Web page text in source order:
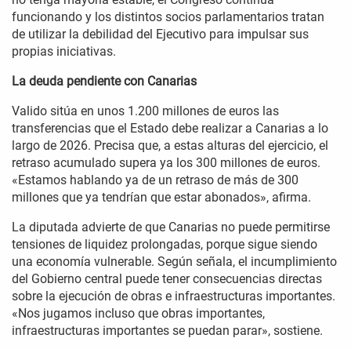
funcionando y los distintos socios parlamentarios tratan
de utilizar la debilidad del Ejecutivo para impulsar sus
propias iniciativas.
La deuda pendiente con Canarias
Valido sitúa en unos 1.200 millones de euros las
transferencias que el Estado debe realizar a Canarias a lo
largo de 2026. Precisa que, a estas alturas del ejercicio, el
retraso acumulado supera ya los 300 millones de euros.
«Estamos hablando ya de un retraso de más de 300
millones que ya tendrían que estar abonados», afirma.
La diputada advierte de que Canarias no puede permitirse
tensiones de liquidez prolongadas, porque sigue siendo
una economía vulnerable. Según señala, el incumplimiento
del Gobierno central puede tener consecuencias directas
sobre la ejecución de obras e infraestructuras importantes.
«Nos jugamos incluso que obras importantes,
infraestructuras importantes se puedan parar», sostiene.